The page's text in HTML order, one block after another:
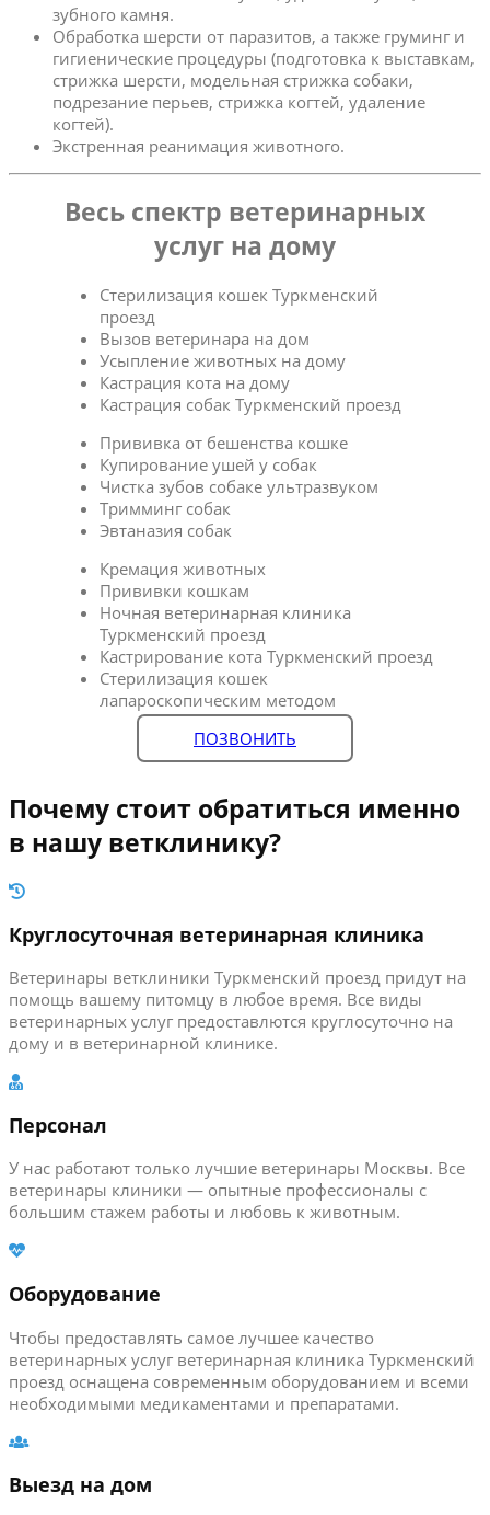
зубного камня.
Обработка шерсти от паразитов, а также груминг и
гигиенические процедуры (подготовка к выставкам,
стрижка шерсти, модельная стрижка собаки,
подрезание перьев, стрижка когтей, удаление
когтей).
Экстренная реанимация животного.
Весь спектр ветеринарных
услуг на дому
Стерилизация кошек Туркменский
проезд
Вызов ветеринара на дом
Усыпление животных на дому
Кастрация кота на дому
Кастрация собак Туркменский проезд
Прививка от бешенства кошке
Купирование ушей у собак
Чистка зубов собаке ультразвуком
Тримминг собак
Эвтаназия собак
Кремация животных
Прививки кошкам
Ночная ветеринарная клиника
Туркменский проезд
Кастрирование кота Туркменский проезд
Стерилизация кошек
лапароскопическим методом
ПОЗВОНИТЬ
Почему стоит обратиться именно
в нашу ветклинику?
Круглосуточная ветеринарная клиника
Ветеринары ветклиники Туркменский проезд придут на
помощь вашему питомцу в любое время. Все виды
ветеринарных услуг предоставлются круглосуточно на
дому и в ветеринарной клинике.
Персонал
У нас работают только лучшие ветеринары Москвы. Все
ветеринары клиники — опытные профессионалы с
большим стажем работы и любовь к животным.
Оборудование
Чтобы предоставлять самое лучшее качество
ветеринарных услуг ветеринарная клиника Туркменский
проезд оснащена современным оборудованием и всеми
необходимыми медикаментами и препаратами.
Выезд на дом